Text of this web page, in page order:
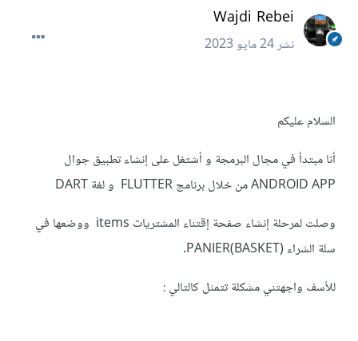
Wajdi Rebei
نشر24 مايو 2023
السلام عليكم
أنا مبتدأ في مجال البرمجة و أشتغل على إنشاء تطبيق جوال
ANDROID APP من خلال برنامج FLUTTER و لغة DART
وصلت لمرحلة إنشاء صفحة إقتناء المشتريات items ووضعها في
سلة الشراء PANIER(BASKET).
للأسف واجهتني مشكلة تتمثل كالتالي :